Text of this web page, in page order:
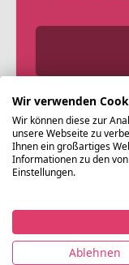
Lagerverkaufsmode.de
Wir verwenden
Wir können diese zur
unsere Webseite zu
Ihnen ein großartiges
Informationen zu den
Einstellungen.
Ablehnen